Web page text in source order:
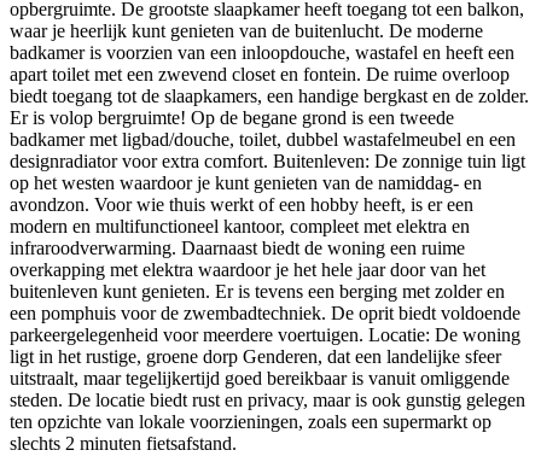
opbergruimte. De grootste slaapkamer heeft toegang tot een balkon,
waar je heerlijk kunt genieten van de buitenlucht. De moderne
badkamer is voorzien van een inloopdouche, wastafel en heeft een
apart toilet met een zwevend closet en fontein. De ruime overloop
biedt toegang tot de slaapkamers, een handige bergkast en de zolder.
Er is volop bergruimte! Op de begane grond is een tweede
badkamer met ligbad/douche, toilet, dubbel wastafelmeubel en een
designradiator voor extra comfort. Buitenleven: De zonnige tuin ligt
op het westen waardoor je kunt genieten van de namiddag- en
avondzon. Voor wie thuis werkt of een hobby heeft, is er een
modern en multifunctioneel kantoor, compleet met elektra en
infraroodverwarming. Daarnaast biedt de woning een ruime
overkapping met elektra waardoor je het hele jaar door van het
buitenleven kunt genieten. Er is tevens een berging met zolder en
een pomphuis voor de zwembadtechniek. De oprit biedt voldoende
parkeergelegenheid voor meerdere voertuigen. Locatie: De woning
ligt in het rustige, groene dorp Genderen, dat een landelijke sfeer
uitstraalt, maar tegelijkertijd goed bereikbaar is vanuit omliggende
steden. De locatie biedt rust en privacy, maar is ook gunstig gelegen
ten opzichte van lokale voorzieningen, zoals een supermarkt op
slechts 2 minuten fietsafstand.